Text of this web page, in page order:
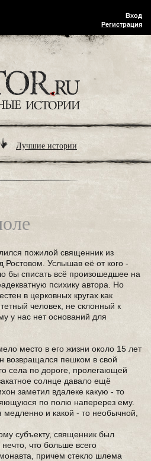
Вход
Регистрация
Лучшие истории
пожилой священник из
Ростовом. Услышав её от кого -
бы списать всё произошедшее на
психику автора. Но
в церковных кругах как
человек, не склонный к
у нас нет оснований для
место в его жизни около 15 лет
возвращался пешком в свой
села по дороге, пролегающей
солнце давало ещё
заметил вдалеке какую - то
по полю наперерез ему.
медленно и какой - то необычной,
субъекту, священник был
что больше всего
причем стекло шлема